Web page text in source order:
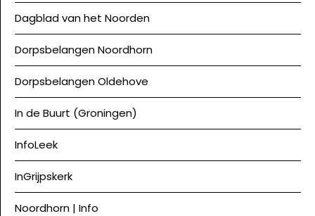
Dagblad van het Noorden
Dorpsbelangen Noordhorn
Dorpsbelangen Oldehove
In de Buurt (Groningen)
InfoLeek
InGrijpskerk
Noordhorn | Info